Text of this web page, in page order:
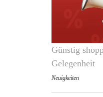
Günstig
Gelegenheit
Neuigkeiten